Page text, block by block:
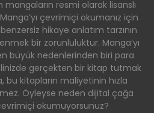
resmi olarak lisanslı
çevrimiçi okumanız için
hikaye anlatım tarzının
bir zorunluluktur. Manga’yı
büyük nedenlerinden biri para
gerçekten bir kitap tutmak
bu kitapların maliyetinin hızla
Öyleyse neden dijital çağa
çevrimiçi okumuyorsunuz?